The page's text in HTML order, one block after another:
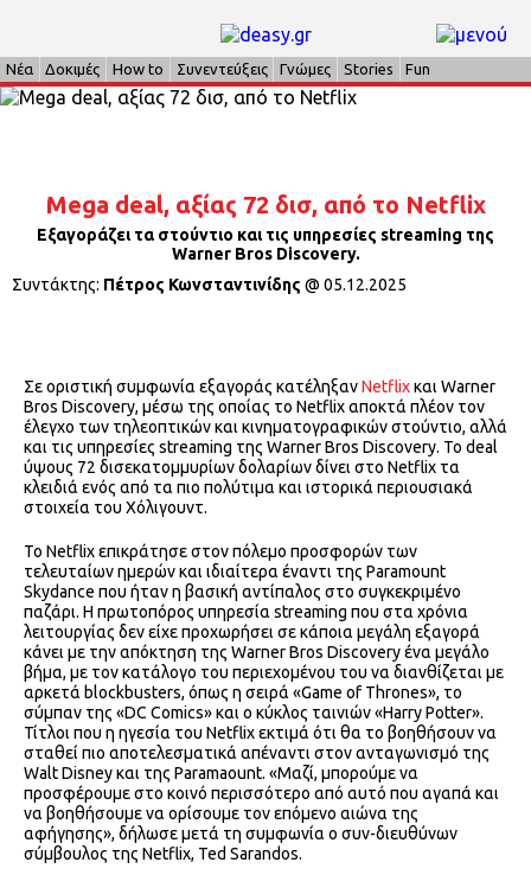
Νέα Δοκιμές How to Συνεντεύξεις Γνώμες Stories Fun
Mega deal, αξίας 72 δισ, από το Netflix
Εξαγοράζει τα στούντιο και τις υπηρεσίες streaming της
Warner Bros Discovery.
Συντάκτης: Πέτρος Κωνσταντινίδης @ 05.12.2025
Σε οριστική συμφωνία εξαγοράς κατέληξανNetflixκαι Warner
Bros Discovery, μέσω της οποίας το Netflix αποκτά πλέον τον
έλεγχο των τηλεοπτικών και κινηματογραφικών στούντιο, αλλά
και τις υπηρεσίες streaming της Warner Bros Discovery. Το deal
ύψους 72 δισεκατομμυρίων δολαρίων δίνει στο Netflix τα
κλειδιά ενός από τα πιο πολύτιμα και ιστορικά περιουσιακά
στοιχεία του Χόλιγουντ.
Το Netflix επικράτησε στον πόλεμο προσφορών των
τελευταίων ημερών και ιδιαίτερα έναντι της Paramount
Skydance που ήταν η βασική αντίπαλος στο συγκεκριμένο
παζάρι. Η πρωτοπόρος υπηρεσία streaming που στα χρόνια
λειτουργίας δεν είχε προχωρήσει σε κάποια μεγάλη εξαγορά
κάνει με την απόκτηση της Warner Bros Discovery ένα μεγάλο
βήμα, με τον κατάλογο του περιεχομένου του να διανθίζεται με
αρκετά blockbusters, όπως η σειρά «Game of Thrones», το
σύμπαν της «DC Comics» και ο κύκλος ταινιών «Harry Potter».
Τίτλοι που η ηγεσία του Netflix εκτιμά ότι θα το βοηθήσουν να
σταθεί πιο αποτελεσματικά απέναντι στον ανταγωνισμό της
Walt Disney και της Paramaount. «Μαζί, μπορούμε να
προσφέρουμε στο κοινό περισσότερο από αυτό που αγαπά και
να βοηθήσουμε να ορίσουμε τον επόμενο αιώνα της
αφήγησης», δήλωσε μετά τη συμφωνία ο συν-διευθύνων
σύμβουλος της Netflix, Ted Sarandos.